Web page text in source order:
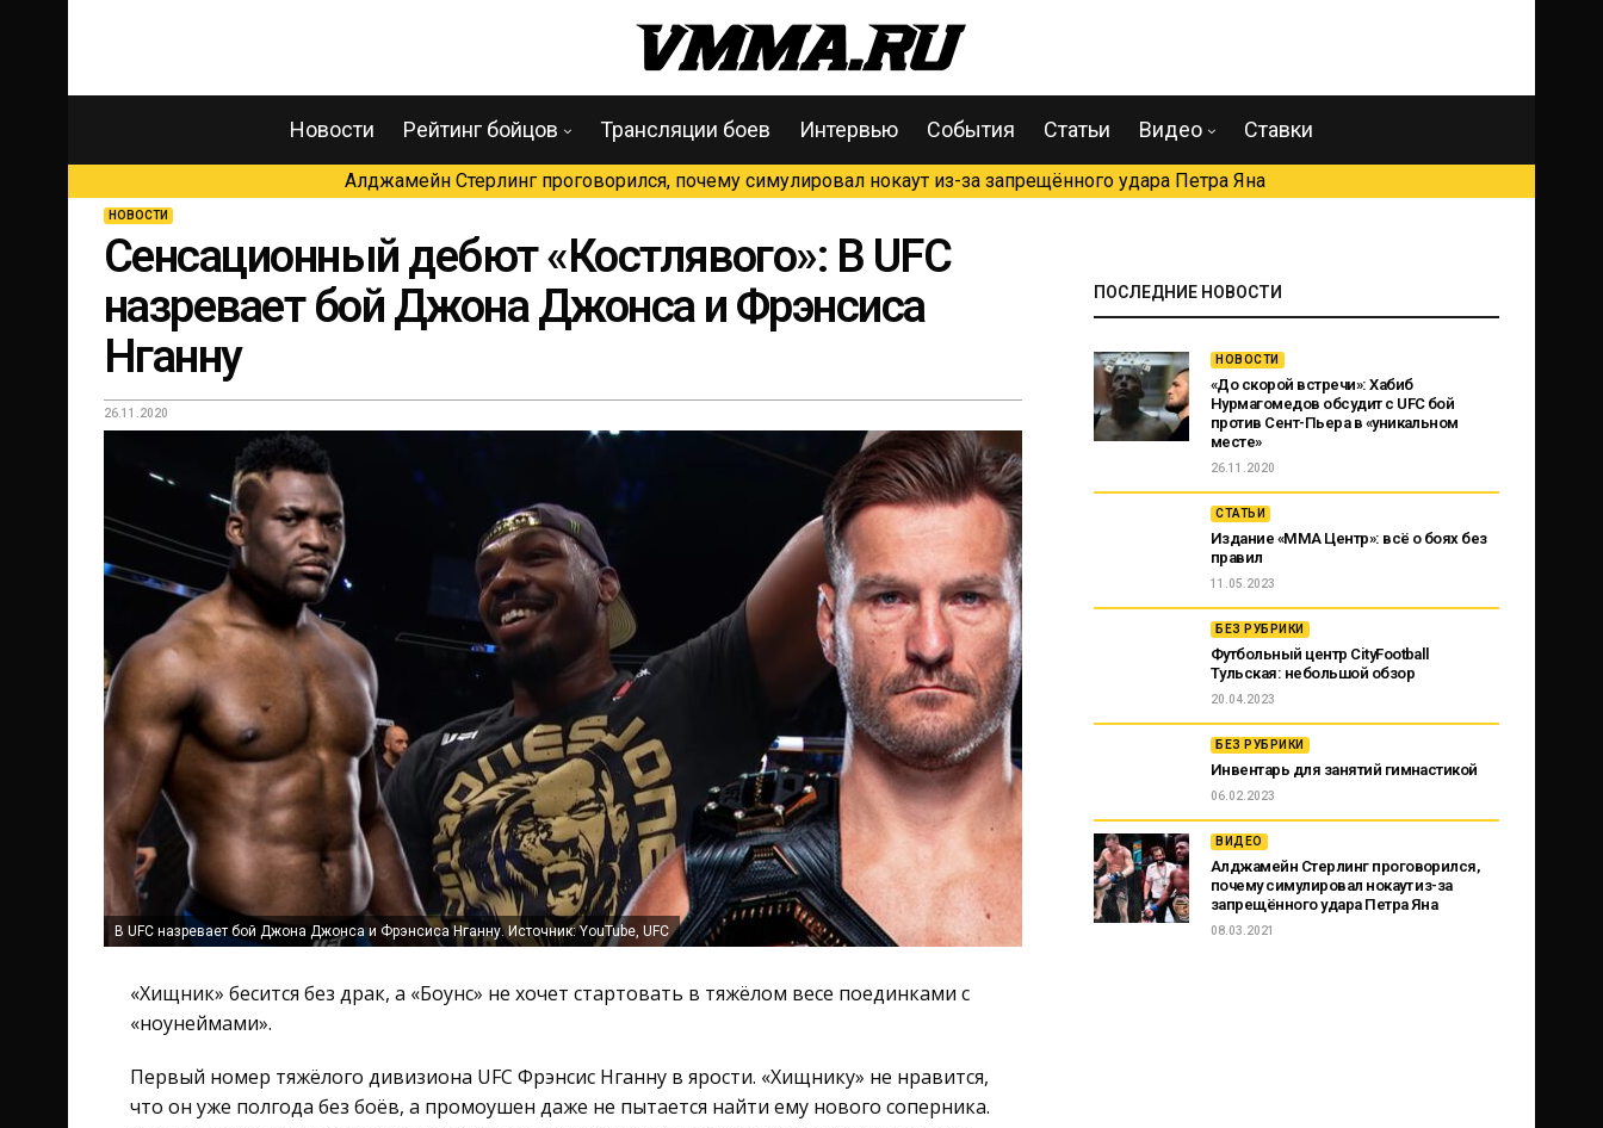
Новости Рейтинг бойцов Трансляции боев Интервью События Статьи Видео Ставки
Алджамейн Стерлинг проговорился, почему симулировал нокаут из-за запрещённого удара Петра Яна
НОВОСТИ
Сенсационный дебют «Костлявого»: В UFC
назревает бой Джона Джонса и Фрэнсиса
Нганну
26.11.2020
В UFC назревает бой Джона Джонса и Фрэнсиса Нганну. Источник: YouTube, UFC
«Хищник» бесится без драк, а «Боунс» не хочет стартовать в тяжёлом весе поединками с
«ноунеймами».
Первый номер тяжёлого дивизиона UFC Фрэнсис Нганну в ярости. «Хищнику» не нравится,
что он уже полгода без боёв, а промоушен даже не пытается найти ему нового соперника.
ПОСЛЕДНИЕ НОВОСТИ
НОВОСТИ
«До скорой встречи»: Хабиб
Нурмагомедов обсудит с UFC бой
против Сент-Пьера в «уникальном
месте»
26.11.2020
СТАТЬИ
Издание «ММА Центр»: всё о боях без
правил
11.05.2023
БЕЗ РУБРИКИ
Футбольный центр CityFootball
Тульская: небольшой обзор
20.04.2023
БЕЗ РУБРИКИ
Инвентарь для занятий гимнастикой
06.02.2023
ВИДЕО
Алджамейн Стерлинг проговорился,
почему симулировал нокаут из-за
запрещённого удара Петра Яна
08.03.2021